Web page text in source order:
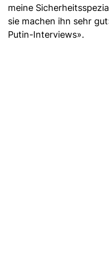
meine
sie machen ihn sehr
Putin-Interviews».